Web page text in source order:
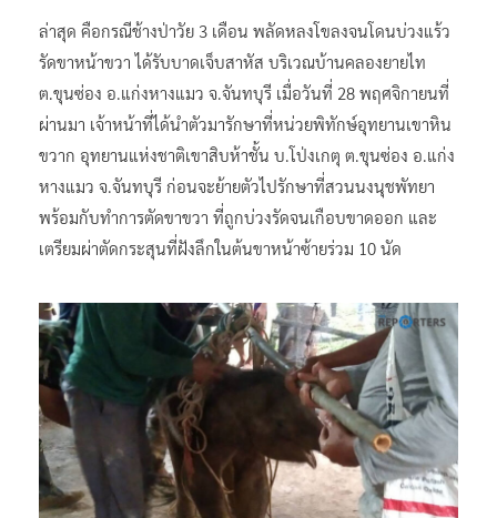
ล่าสุด คือกรณีช้างป่าวัย 3 เดือน พลัดหลงโขลงจนโดนบ่วงแร้ว
รัดขาหน้าขวา ได้รับบาดเจ็บสาหัส บริเวณบ้านคลองยายไท
ต.ขุนซ่อง อ.แก่งหางแมว จ.จันทบุรี เมื่อวันที่ 28 พฤศจิกายนที่
ผ่านมา เจ้าหน้าที่ได้นำตัวมารักษาที่หน่วยพิทักษ์อุทยานเขาหิน
ขวาก อุทยานแห่งชาติเขาสิบห้าชั้น บ.โป่งเกตุ ต.ขุนซ่อง อ.แก่ง
หางแมว จ.จันทบุรี ก่อนจะย้ายตัวไปรักษาที่สวนนงนุชพัทยา
พร้อมกับทำการตัดขาขวา ที่ถูกบ่วงรัดจนเกือบขาดออก และ
เตรียมผ่าตัดกระสุนที่ฝังลึกในต้นขาหน้าซ้ายร่วม 10 นัด